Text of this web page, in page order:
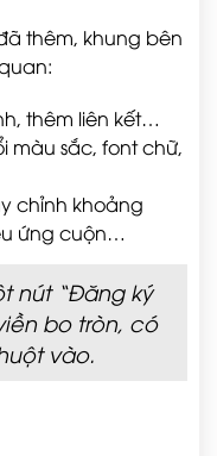
thêm, khung bên
thêm liên kết…
màu sắc, font chữ,
chỉnh khoảng
ứng cuộn…
nút “Đăng ký
bo tròn, có
vào.